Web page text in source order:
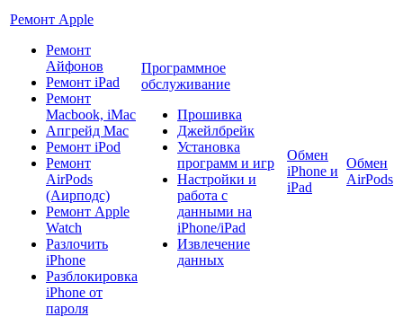
Ремонт Apple
Ремонт
Айфонов
Ремонт iPad
Ремонт
Macbook, iMac
Апгрейд Mac
Ремонт iPod
Ремонт
AirPods
(Аирподс)
Ремонт Apple
Watch
Разлочить
iPhone
Разблокировка
iPhone от
пароля
Программное
обслуживание
Прошивка
Джейлбрейк
Установка
программ и игр
Настройки и
работа с
данными на
iPhone/iPad
Извлечение
данных
Обмен
iPhone и
iPad
Обмен
AirPods